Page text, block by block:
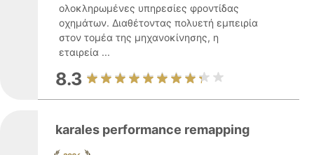
ολοκληρωμένες υπηρεσίες φροντίδας
οχημάτων. Διαθέτοντας πολυετή εμπειρία
στον τομέα της μηχανοκίνησης, η
εταιρεία ...
8.3
karales performance remapping